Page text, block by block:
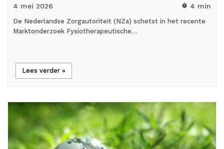
4 mei 2026 timer 4 min
De Nederlandse Zorgautoriteit (NZa) schetst in het recente
Marktonderzoek Fysiotherapeutische…
Lees verder »